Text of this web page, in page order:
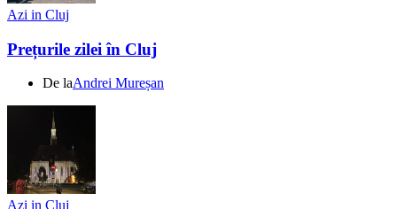
Azi in Cluj
Prețurile zilei în Cluj
De laAndrei Mureșan
Azi in Cluj